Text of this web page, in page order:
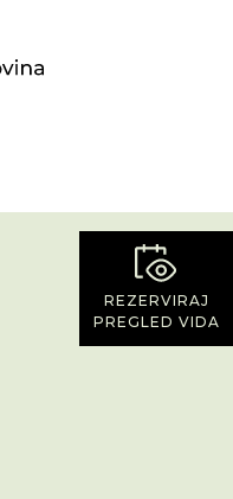
REZERVIRAJ
PREGLED VIDA